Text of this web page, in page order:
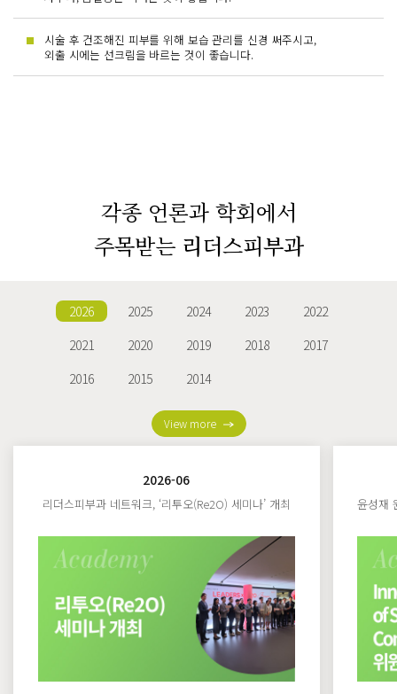
시술 후 건조해진 피부를 위해 보습 관리를 신경 써주시고,
외출 시에는 선크림을 바르는 것이 좋습니다.
각종 언론과 학회에서
주목받는 리더스피부과
2026 2025 2024 2023
2022
2021
2020 2019 2018
2017
2016
2015 2014
View more
2026-06
리더스피부과 네트워크, ‘리투오(Re2O) 세미나’ 개최